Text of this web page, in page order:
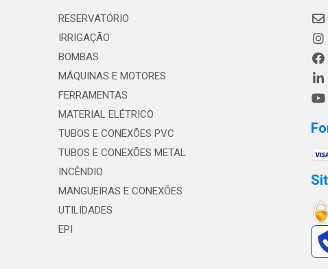
RESERVATÓRIO
IRRIGAÇÃO
BOMBAS
MÁQUINAS E MOTORES
FERRAMENTAS
MATERIAL ELÉTRICO
TUBOS E CONEXÕES PVC
TUBOS E CONEXÕES METAL
INCÊNDIO
MANGUEIRAS E CONEXÕES
UTILIDADES
EPI